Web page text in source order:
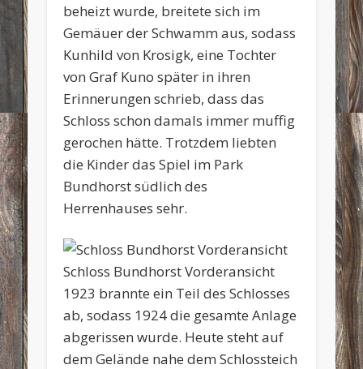
beheizt wurde, breitete sich im
Gemäuer der Schwamm aus, sodass
Kunhild von Krosigk, eine Tochter
von Graf Kuno später in ihren
Erinnerungen schrieb, dass das
Schloss schon damals immer muffig
gerochen hätte. Trotzdem liebten
die Kinder das Spiel im Park
Bundhorst südlich des
Herrenhauses sehr.
Schloss Bundhorst Vorderansicht
1923 brannte ein Teil des Schlosses
ab, sodass 1924 die gesamte Anlage
abgerissen wurde. Heute steht auf
dem Gelände nahe dem Schlossteich